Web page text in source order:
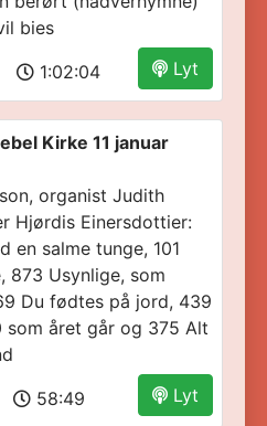
bies
Lyt
1:02:04
Kirke 11 januar
organist Judith
Hjørdis Einersdottier:
en salme tunge, 101
873 Usynlige, som
Du fødtes på jord, 439
som året går og 375 Alt
Lyt
58:49